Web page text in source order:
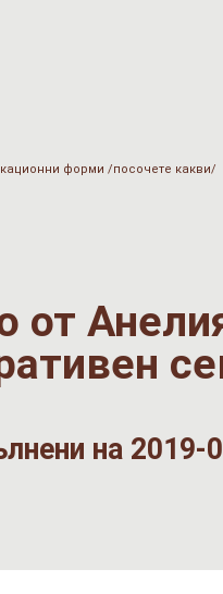
форми /посочете какви/
от
на 2019-